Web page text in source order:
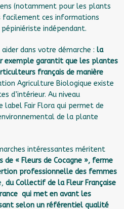
(notamment pour les plants
facilement ces informations
indépendant.
dans votre démarche : la
exemple garantit que les plantes
français de manière
Agriculture Biologique existe
d’intérieur. Au niveau
Fair Flora qui permet de
de la plante
intéressantes méritent
de « Fleurs de Cocagne », ferme
professionnelle des femmes
duCollectif de la Fleur Française
qui met en avant les
selon un référentiel qualité